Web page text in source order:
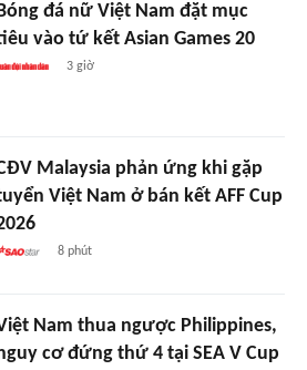
đá nữ Việt Nam đặt mục
vào tứ kết Asian Games 20
3 giờ
Malaysia phản ứng khi gặp
Việt Nam ở bán kết AFF Cup
8 phút
Nam thua ngược Philippines,
cơ đứng thứ 4 tại SEA V Cup